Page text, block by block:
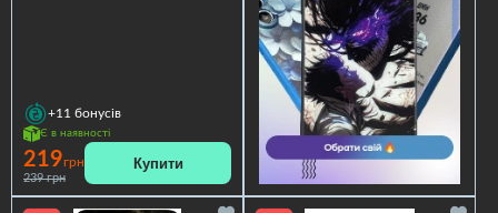
+11 бонусів
Є в наявності
219грн
239 грн
Купити